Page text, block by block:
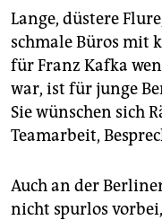
unterstützen
abo
genossenschaft
epaper login
Lange, düstere
schmale Büros mit
für Franz Kafka
war, ist für junge
Sie wünschen sich
Teamarbeit,
Auch an der
nicht spurlos